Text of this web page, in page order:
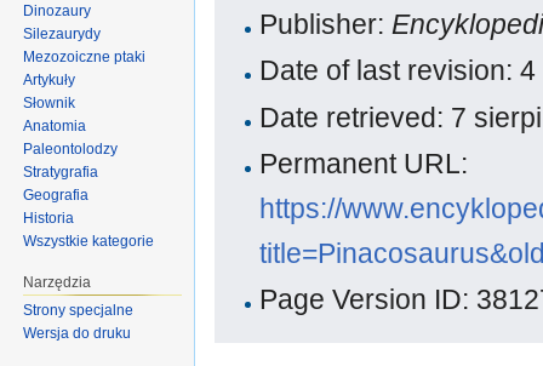
Publisher:
Date of last revision:
Date retrieved: 7
Permanent URL:
https://
Page Version ID:
Dinozaury
Silezaurydy
Mezozoiczne ptaki
Artykuły
Słownik
Anatomia
Paleontolodzy
Stratygrafia
Geografia
Historia
Wszystkie kategorie
Narzędzia
Strony specjalne
Wersja do druku